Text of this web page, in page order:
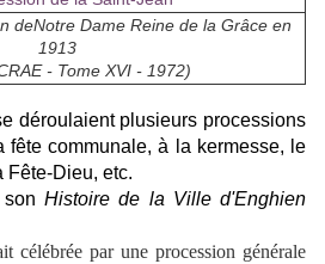
deNotre Dame Reine de la Grâce en
1913
- Tome XVI - 1972)
déroulaient plusieurs processions
fête communale, à la kermesse, le
Fête-Dieu, etc.
Histoire de la Ville d'Enghien
célébrée par une procession générale